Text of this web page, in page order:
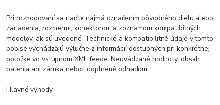
Pri rozhodovaní sa riaďte najmä označením pôvodného dielu alebo
zariadenia, rozmermi, konektorom a zoznamom kompatibilných
modelov, ak sú uvedené. Technické a kompatibilitné údaje v tomto
popise vychádzajú výlučne z informácií dostupných pri konkrétnej
položke vo vstupnom XML feede. Neuvádzané hodnoty, obsah
balenia ani záruka neboli doplnené odhadom.
Hlavné výhody